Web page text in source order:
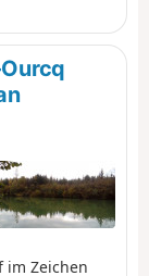
Feldern,
durch den
im Zeichen